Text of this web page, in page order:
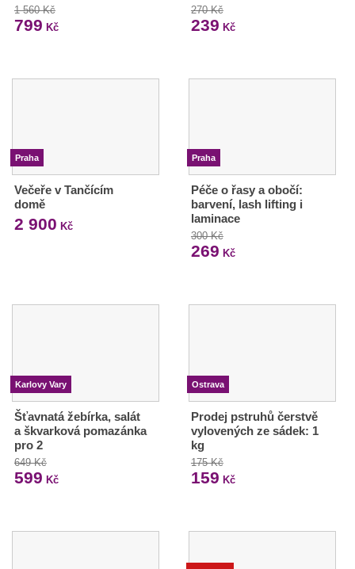
1 560 Kč
799 Kč
270 Kč
239 Kč
Praha
Večeře v Tančícím
domě
2 900 Kč
Praha
Péče o řasy a obočí:
barvení, lash lifting i
laminace
300 Kč
269 Kč
Karlovy Vary
Šťavnatá žebírka, salát
a škvarková pomazánka
pro 2
649 Kč
599 Kč
Ostrava
Prodej pstruhů čerstvě
vylovených ze sádek: 1
kg
175 Kč
159 Kč